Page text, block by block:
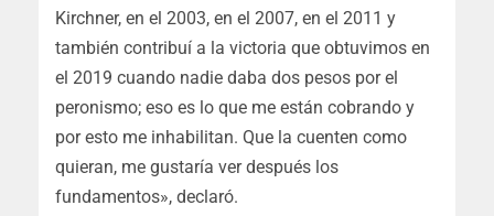
Kirchner, en el 2003, en el 2007, en el 2011 y
también contribuí a la victoria que obtuvimos en
el 2019 cuando nadie daba dos pesos por el
peronismo; eso es lo que me están cobrando y
por esto me inhabilitan. Que la cuenten como
quieran, me gustaría ver después los
fundamentos», declaró.